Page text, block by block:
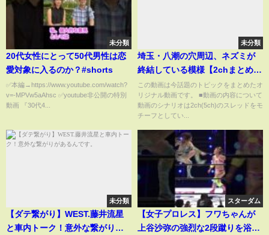
未分類
20代女性にとって50代男性は恋
愛対象に入るのか？#shorts
✅本編→https://www.youtube.com/watch?
v=-MPVw5aAhsc ✅youtube非公開の特別
動画 『30代4...
未分類
埼玉・八潮の穴周辺、ネズミが
終結している模様【2chまとめ】
【2chスレ】【5chスレ】
この動画は今話題のトピックをまとめたオ
リジナル動画です。 ■動画の内容について
動画のシナリオは2ch(5ch)のスレッドをモ
チーフとしてい...
未分類
【ダテ繋がり】WEST.藤井流星
と車内トーク！意外な繋がりが
スターダム
【女子プロレス】フワちゃんが
上谷沙弥の強烈な2段蹴りを浴び